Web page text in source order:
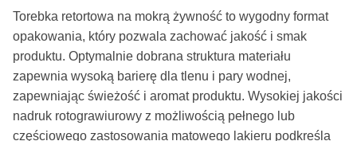
Torebka retortowa na mokrą żywność to wygodny format
opakowania, który pozwala zachować jakość i smak
produktu. Optymalnie dobrana struktura materiału
zapewnia wysoką barierę dla tlenu i pary wodnej,
zapewniając świeżość i aromat produktu. Wysokiej jakości
nadruk rotograwiurowy z możliwością pełnego lub
częściowego zastosowania matowego lakieru podkreśla